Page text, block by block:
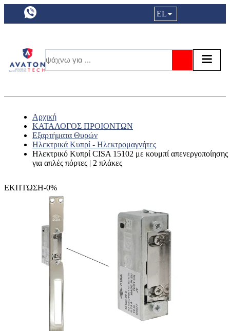
a11y.languageSelection:
EL
Αρχική
ΚΑΤΑΛΟΓΟΣ ΠΡΟΙΟΝΤΩΝ
Εξαρτήματα Θυρών
Ηλεκτρικά Κυπρί - Ηλεκτρομαγνήτες
Ηλεκτρικό Κυπρί CISA 15102 με κουμπί απενεργοποίησης
για απλές πόρτες | 2 πλάκες
ΕΚΠΤΩΣΗ-0%